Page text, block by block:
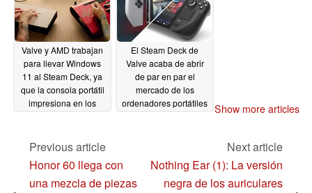
Valve y AMD trabajan
para llevar Windows
11 al Steam Deck, ya
que la consola portátil
impresiona en los
El Steam Deck de
Valve acaba de abrir
de par en par el
mercado de los
ordenadores portátiles Show more articles
Previous article
Honor 60 llega con
una mezcla de piezas
Next article
Nothing Ear (1): La versión
negra de los auriculares